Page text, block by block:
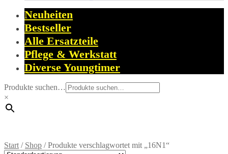
Neuheiten
Bestseller
Alle Ersatzteile
Pflege & Werkstatt
Diverse Youngtimer
Produkte suchen…
×
Start / Shop /Produkte verschlagwortet mit „16N1“